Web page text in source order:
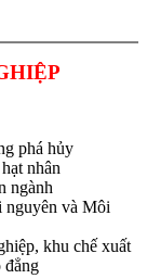
phá hủy
nhân
ngành
nguyên và Môi
khu chế xuất
đẳng